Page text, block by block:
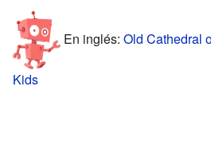
En inglés: Old Cathedral
Kids